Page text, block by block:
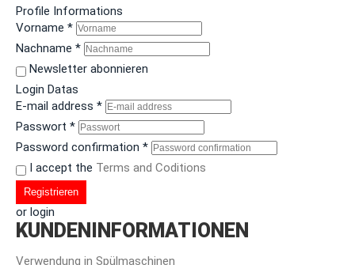
Profile Informations
Vorname *
Nachname *
Newsletter abonnieren
Login Datas
E-mail address *
Passwort *
Password confirmation *
I accept the Terms and Coditions
Registrieren
or login
KUNDENINFORMATIONEN
Verwendung in Spülmaschinen